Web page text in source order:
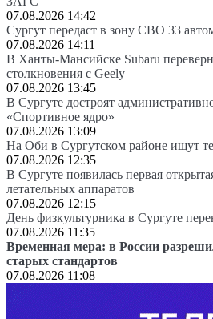
07.08.2026 14:42
Сургут передаст в зону СВО 33
07.08.2026 14:11
В Ханты-Мансийске Subaru
столкновения с Geely
07.08.2026 13:45
В Сургуте достроят
«Спортивное ядро»
07.08.2026 13:09
На Оби в Сургутском районе ищут
07.08.2026 12:35
В Сургуте появилась первая
летательных аппаратов
07.08.2026 12:15
День физкультурника в Сургуте
07.08.2026 11:35
Временная мера: в России
старых стандартов
07.08.2026 11:08